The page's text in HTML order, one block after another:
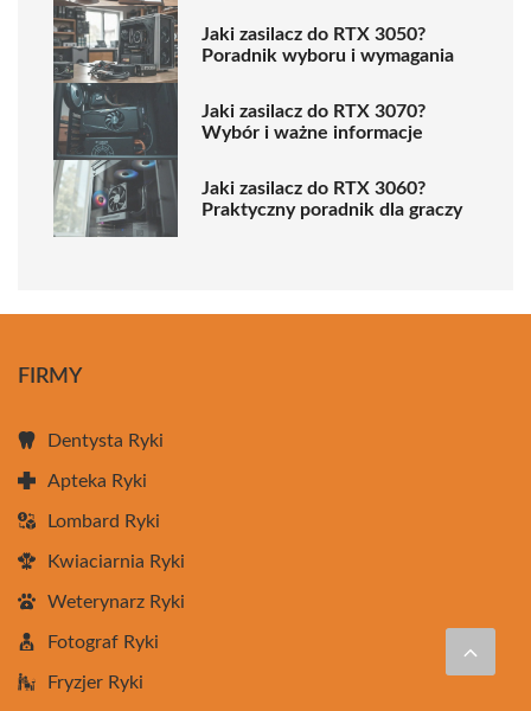
Jaki zasilacz do RTX 3050?
Poradnik wyboru i wymagania
Jaki zasilacz do RTX 3070?
Wybór i ważne informacje
Jaki zasilacz do RTX 3060?
Praktyczny poradnik dla graczy
FIRMY
Dentysta Ryki
Apteka Ryki
Lombard Ryki
Kwiaciarnia Ryki
Weterynarz Ryki
Fotograf Ryki
Fryzjer Ryki